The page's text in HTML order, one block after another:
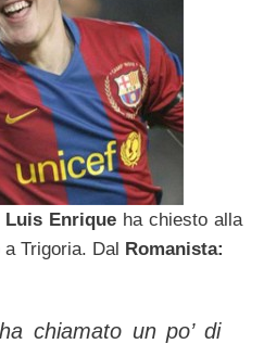
Luis Enrique ha chiesto alla
Trigoria. Dal Romanista:
chiamato un po’ di